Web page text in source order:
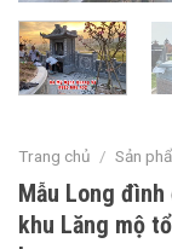
Trang chủ / Sản
Mẫu Long
khu Lăng mộ